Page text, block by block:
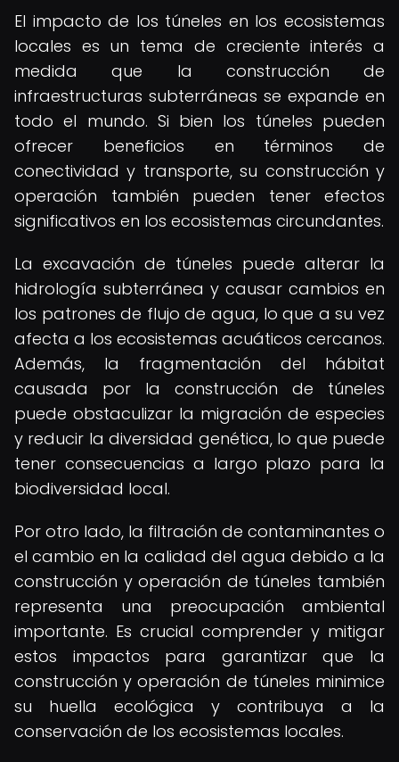
El impacto de los túneles en los ecosistemas
locales es un tema de creciente interés a
medida que la construcción de
infraestructuras subterráneas se expande en
todo el mundo. Si bien los túneles pueden
ofrecer beneficios en términos de
conectividad y transporte, su construcción y
operación también pueden tener efectos
significativos en los ecosistemas circundantes.
La excavación de túneles puede alterar la
hidrología subterránea y causar cambios en
los patrones de flujo de agua, lo que a su vez
afecta a los ecosistemas acuáticos cercanos.
Además, la fragmentación del hábitat
causada por la construcción de túneles
puede obstaculizar la migración de especies
y reducir la diversidad genética, lo que puede
tener consecuencias a largo plazo para la
biodiversidad local.
Por otro lado, la filtración de contaminantes o
el cambio en la calidad del agua debido a la
construcción y operación de túneles también
representa una preocupación ambiental
importante. Es crucial comprender y mitigar
estos impactos para garantizar que la
construcción y operación de túneles minimice
su huella ecológica y contribuya a la
conservación de los ecosistemas locales.